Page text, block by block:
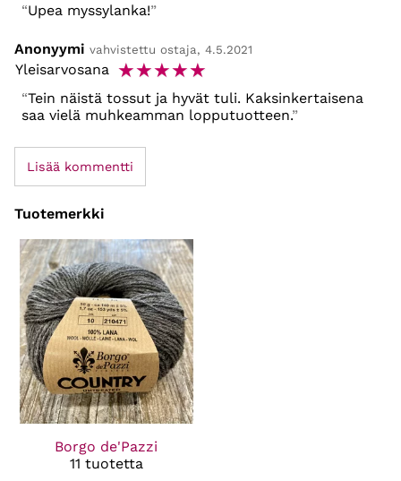
Upea myssylanka!
Anonyymi vahvistettu ostaja, 4.5.2021
Yleisarvosana ☆☆☆☆☆
Tein näistä tossut ja hyvät tuli. Kaksinkertaisena
saa vielä muhkeamman lopputuotteen.
Lisää kommentti
Tuotemerkki
Borgo de'Pazzi
11 tuotetta